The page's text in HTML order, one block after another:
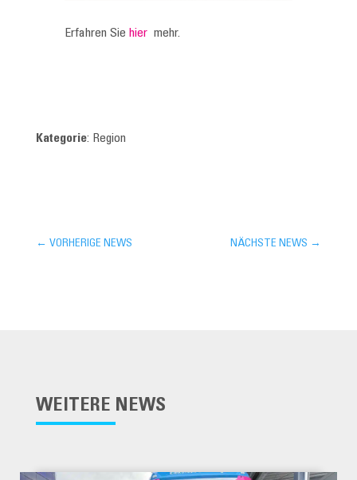
Erfahren Sie hier mehr.
Kategorie: Region
← VORHERIGE NEWS NÄCHSTE NEWS →
WEITERE NEWS